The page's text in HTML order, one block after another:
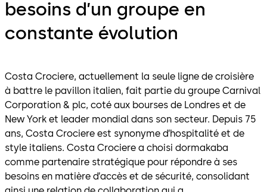
besoins d’un groupe en
constante évolution
Costa Crociere, actuellement la seule ligne de croisière
à battre le pavillon italien, fait partie du groupe Carnival
Corporation & plc, coté aux bourses de Londres et de
New York et leader mondial dans son secteur. Depuis 75
ans, Costa Crociere est synonyme d’hospitalité et de
style italiens. Costa Crociere a choisi dormakaba
comme partenaire stratégique pour répondre à ses
besoins en matière d’accès et de sécurité, consolidant